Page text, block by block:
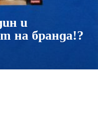
и
на бранда!?